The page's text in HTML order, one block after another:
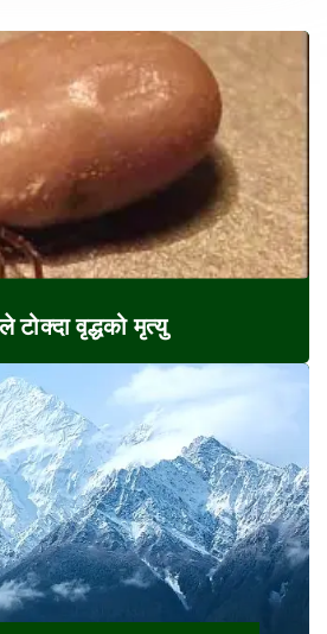
टोक्दा वृद्धको मृत्यु